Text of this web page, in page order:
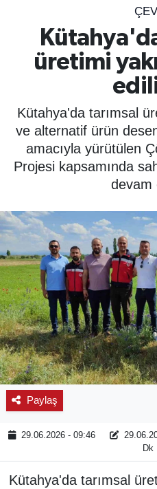
üretimi
Kütahya'da tarımsal
ve alternatif ürün
amacıyla yürütülen
Projesi kapsamında
devam
Paylaş
29.06.2026 - 09:46
Dk
Kütahya'da tarımsal
ÇEVRE
BİLİM - TEKNOLOJİ
KADIN
MAGAZİN